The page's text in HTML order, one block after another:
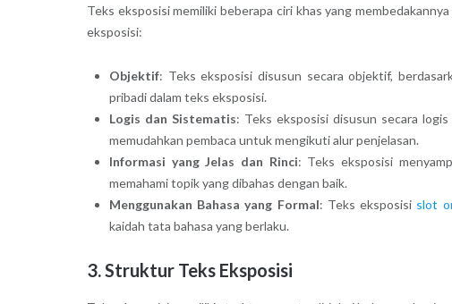
Teks eksposisi memiliki beberapa ciri khas yang
eksposisi:
Objektif: Teks eksposisi disusun secara objektif,
pribadi dalam teks eksposisi.
Logis dan Sistematis: Teks eksposisi disusun secara
memudahkan pembaca untuk mengikuti alur penjelasan.
Informasi yang Jelas dan Rinci: Teks eksposisi
memahami topik yang dibahas dengan baik.
Menggunakan Bahasa yang Formal: Teks eksposisi slot
kaidah tata bahasa yang berlaku.
3. Struktur Teks Eksposisi